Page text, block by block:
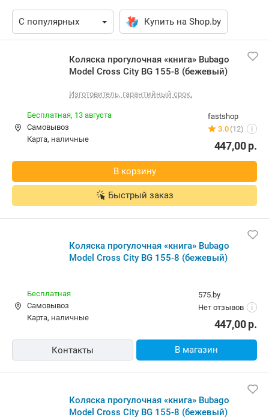
Купить на Shop.by
Коляска прогулочная «книга» Bubago
Model Cross City BG 155-8 (бежевый)
Изготовитель, гарантийный срок.
fastshop
3.0 (12) i
Бесплатная, 13 августа
Самовывоз
карта, наличные
447,00р.
В корзину
Быстрый заказ
Коляска прогулочная «книга» Bubago
Model Cross City BG 155-8 (бежевый)
575.by
Нет отзывов
i
Бесплатная
Самовывоз
карта, наличные
447,00р.
Контакты В магазин
Коляска прогулочная «книга» Bubago
Model Cross City BG 155-8 (бежевый)